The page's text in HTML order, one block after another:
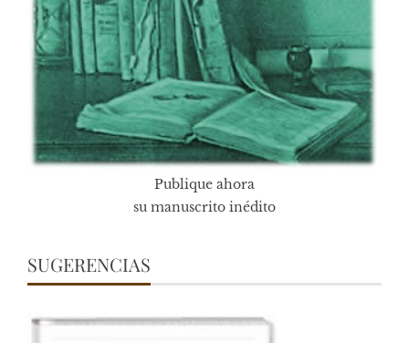
Publique ahora
su manuscrito inédito
SUGERENCIAS